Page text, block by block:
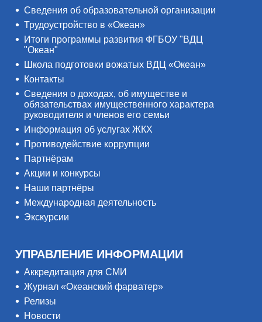
Сведения об образовательной организации
Трудоустройство в «Океан»
Итоги программы развития ФГБОУ "ВДЦ
"Океан"
Школа подготовки вожатых ВДЦ «Океан»
Контакты
Сведения о доходах, об имуществе и
обязательствах имущественного характера
руководителя и членов его семьи
Информация об услугах ЖКХ
Противодействие коррупции
Партнёрам
Акции и конкурсы
Наши партнёры
Международная деятельность
Экскурсии
УПРАВЛЕНИЕ ИНФОРМАЦИИ
Аккредитация для СМИ
Журнал «Океанский фарватер»
Релизы
Новости